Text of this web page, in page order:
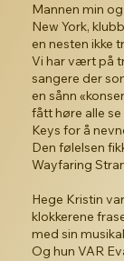
Mannen min
New York,
en nesten ikke
Vi har vært på
sangere der
en sånn
fått høre alle
Keys for å
Den følelsen
Wayfaring
Hege Kristin
klokkerene
med sin
Og hun VAR